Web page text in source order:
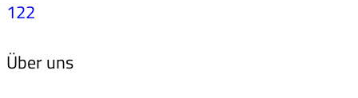
122
Über uns